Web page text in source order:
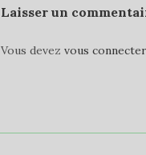
Laisser un
Vous devezvous connecter